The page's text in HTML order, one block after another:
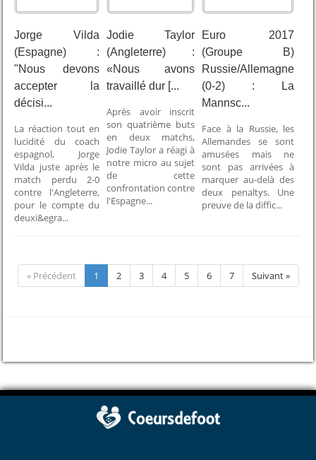
Jorge Vilda
(Espagne) :
"Nous devons
accepter la
décisi...
La réaction tout en
lucidité du coach
espagnol, Jorge
Vilda juste après le
match perdu 2-0
contre l'Angleterre,
pour le compte du
deuxi&egra...
Jodie Taylor
(Angleterre) :
«Nous avons
travaillé dur [...
Après avoir inscrit
son quatrième buts
en deux matchs,
Jodie Taylor a réagi à
notre micro au sujet
de cette
confrontation contre
l'Espagne...
Euro 2017
(Groupe B)
Russie/Allemagne
(0-2) : La
Mannsc...
Face à la Russie, les
Allemandes se sont
amusées mais ne
sont pas arrivées à
marquer au-delà des
deux penaltys. Une
preuve de la diffic...
« Précédent 1 2 3 4 5 6 7 Suivant »